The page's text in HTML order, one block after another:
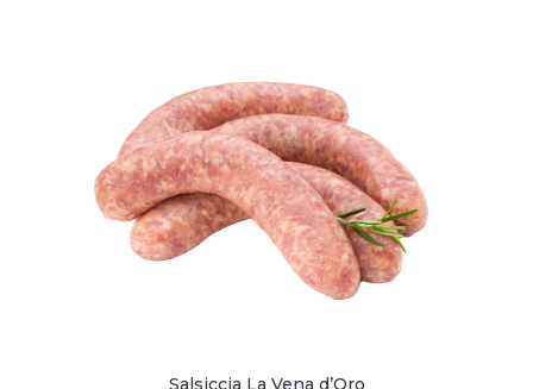
Salsiccia La Vena d’Oro